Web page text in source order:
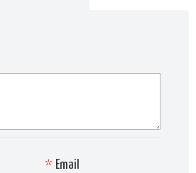
Email
*